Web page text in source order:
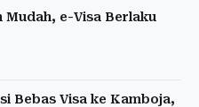
e-Visa Berlaku
Bebas Visa ke Kamboja,